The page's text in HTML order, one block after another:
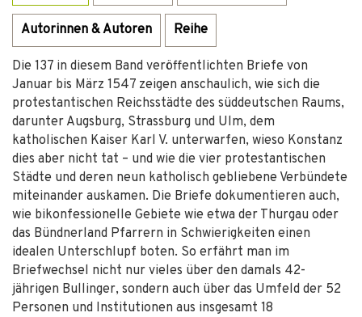
Autorinnen & Autoren Reihe
Die 137 in diesem Band veröffentlichten Briefe von
Januar bis März 1547 zeigen anschaulich, wie sich die
protestantischen Reichsstädte des süddeutschen Raums,
darunter Augsburg, Strassburg und Ulm, dem
katholischen Kaiser Karl V. unterwarfen, wieso Konstanz
dies aber nicht tat – und wie die vier protestantischen
Städte und deren neun katholisch gebliebene Verbündete
miteinander auskamen. Die Briefe dokumentieren auch,
wie bikonfessionelle Gebiete wie etwa der Thurgau oder
das Bündnerland Pfarrern in Schwierigkeiten einen
idealen Unterschlupf boten. So erfährt man im
Briefwechsel nicht nur vieles über den damals 42-
jährigen Bullinger, sondern auch über das Umfeld der 52
Personen und Institutionen aus insgesamt 18